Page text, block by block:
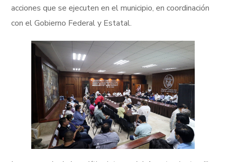
acciones que se ejecuten en el municipio, en coordinación
con el Gobierno Federal y Estatal.